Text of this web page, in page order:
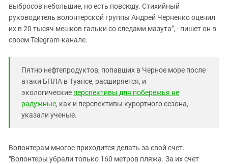
выбросов небольшие, но есть повсюду. Стихийный
руководитель волонтерской группы Андрей Черненко оценил
их в 20 тысяч мешков гальки со следами мазута", - пишет он в
своем Telegram-канале.
Пятно нефтепродуктов, попавших в Черное море после
атаки БПЛА в Туапсе, расширяется, и
экологические перспективы для побережья не
радужные, как и перспективы курортного сезона,
указали ученые.
Волонтерам многое приходится делать за свой счет.
"Волонтеры убрали только 160 метров пляжа. За их счет